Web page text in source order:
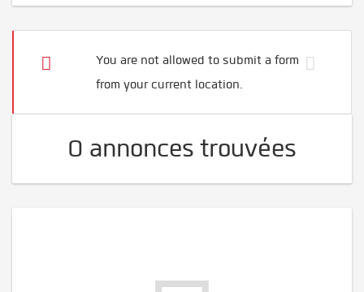
You are not allowed to submit a form
from your current location.
0 annonces trouvées